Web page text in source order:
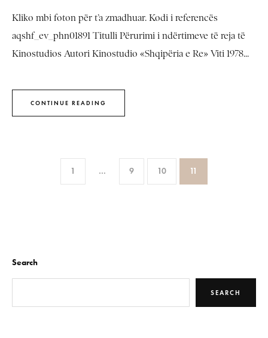
Kliko mbi foton për t’a zmadhuar. Kodi i referencës
aqshf_ev_phn01891 Titulli Përurimi i ndërtimeve të reja të
Kinostudios Autori Kinostudio «Shqipëria e Re» Viti 1978...
CONTINUE READING
1 … 9 10 11
Search
SEARCH